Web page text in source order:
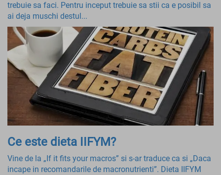
trebuie sa faci. Pentru inceput trebuie sa stii ca e posibil sa
ai deja muschi destul...
Ce este dieta IIFYM?
Vine de la „If it fits your macros” si s-ar traduce ca si „Daca
incape in recomandarile de macronutrienti”. Dieta IIFYM